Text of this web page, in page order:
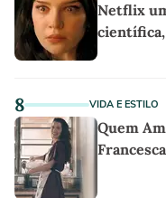
Netflix
8 VIDA E ESTILO
Quem
Francesca